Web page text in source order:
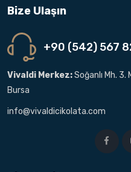
Bize Ulaşın
+90 (542) 567
Vivaldi Merkez:Soğanlı Mh.
Bursa
info@vivaldicikolata.com